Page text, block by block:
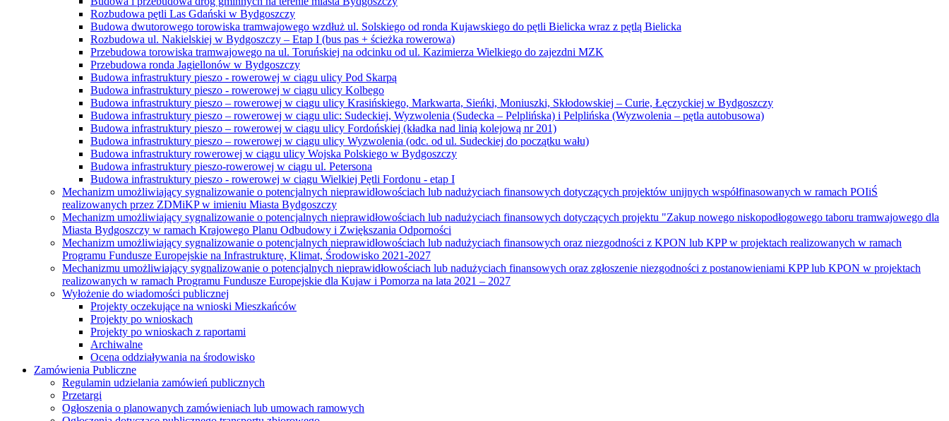
Rozbudowa pętli Las Gdański w Bydgoszczy
Budowa dwutorowego torowiska tramwajowego wzdłuż ul. Solskiego od ronda Kujawskiego do pętli Bielicka wraz z pętlą Bielicka
Rozbudowa ul. Nakielskiej w Bydgoszczy – Etap I (bus pas + ścieżka rowerowa)
Przebudowa torowiska tramwajowego na ul. Toruńskiej na odcinku od ul. Kazimierza Wielkiego do zajezdni MZK
Przebudowa ronda Jagiellonów w Bydgoszczy
Budowa infrastruktury pieszo - rowerowej w ciągu ulicy Pod Skarpą
Budowa infrastruktury pieszo - rowerowej w ciągu ulicy Kolbego
Budowa infrastruktury pieszo – rowerowej w ciągu ulicy Krasińskiego, Markwarta, Sieńki, Moniuszki, Skłodowskiej – Curie, Łęczyckiej w Bydgoszczy
Budowa infrastruktury pieszo – rowerowej w ciągu ulic: Sudeckiej, Wyzwolenia (Sudecka – Pelplińska) i Pelplińska (Wyzwolenia – pętla autobusowa)
Budowa infrastruktury pieszo – rowerowej w ciągu ulicy Fordońskiej (kładka nad linią kolejową nr 201)
Budowa infrastruktury pieszo – rowerowej w ciągu ulicy Wyzwolenia (odc. od ul. Sudeckiej do początku wału)
Budowa infrastruktury rowerowej w ciągu ulicy Wojska Polskiego w Bydgoszczy
Budowa infrastruktury pieszo-rowerowej w ciągu ul. Petersona
Budowa infrastruktury pieszo - rowerowej w ciągu Wielkiej Pętli Fordonu - etap I
Mechanizm umożliwiający sygnalizowanie o potencjalnych nieprawidłowościach lub nadużyciach finansowych dotyczących projektów unijnych współfinasowanych w ramach POIiŚ
realizowanych przez ZDMiKP w imieniu Miasta Bydgoszczy
Mechanizm umożliwiający sygnalizowanie o potencjalnych nieprawidłowościach lub nadużyciach finansowych dotyczących projektu "Zakup nowego niskopodłogowego taboru tramwajowego dla
Miasta Bydgoszczy w ramach Krajowego Planu Odbudowy i Zwiększania Odporności
Mechanizm umożliwiający sygnalizowanie o potencjalnych nieprawidłowościach lub nadużyciach finansowych oraz niezgodności z KPON lub KPP w projektach realizowanych w ramach
Programu Fundusze Europejskie na Infrastrukturę, Klimat, Środowisko 2021-2027
Mechanizmu umożliwiający sygnalizowanie o potencjalnych nieprawidłowościach lub nadużyciach finansowych oraz zgłoszenie niezgodności z postanowieniami KPP lub KPON w projektach
realizowanych w ramach Programu Fundusze Europejskie dla Kujaw i Pomorza na lata 2021 – 2027
Wyłożenie do wiadomości publicznej
Projekty oczekujące na wnioski Mieszkańców
Projekty po wnioskach
Projekty po wnioskach z raportami
Archiwalne
Ocena oddziaływania na środowisko
Zamówienia Publiczne
Regulamin udzielania zamówień publicznych
Przetargi
Ogłoszenia o planowanych zamówieniach lub umowach ramowych